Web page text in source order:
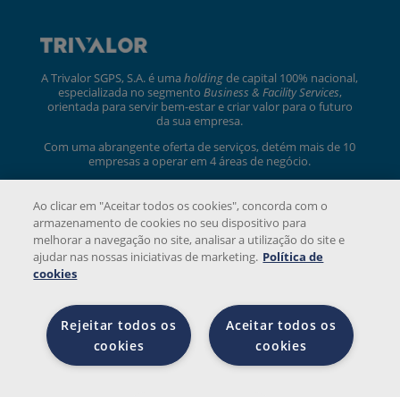
A Trivalor SGPS, S.A. é umaholdingde capital 100% nacional,
especializada no segmento Business & Facility Services,
orientada para servir bem-estar e criar valor para o futuro
da sua empresa.
Com uma abrangente oferta de serviços, detém mais de 10
empresas a operar em 4 áreas de negócio.
© 2026 Copyright Strong Charon. Todos os direitos
reservados.
Ao clicar em "Aceitar todos os cookies", concorda com o
armazenamento de cookies no seu dispositivo para
melhorar a navegação no site, analisar a utilização do site e
ajudar nas nossas iniciativas de marketing. Política de
cookies
Aceitar todos os
cookies
Rejeitar todos os
cookies